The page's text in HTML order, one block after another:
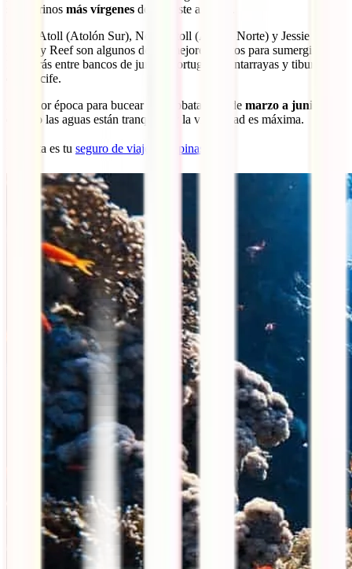
submarinos más vírgenes del sudeste asiático.
South Atoll (Atolón Sur), North Atoll (Atolón Norte) y Jessie
Beazley Reef son algunos de los mejores puntos para sumergirte.
Bucearás entre bancos de jureles, tortugas, mantarrayas y tiburones
de arrecife.
La mejor época para bucear en Tubbataha es de marzo a junio
cuando las aguas están tranquilas y la visibilidad es máxima.
🐟 Esta es tu seguro de viaje a Filipinas